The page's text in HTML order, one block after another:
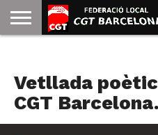
GOLDMAN
Vetllada
CGT